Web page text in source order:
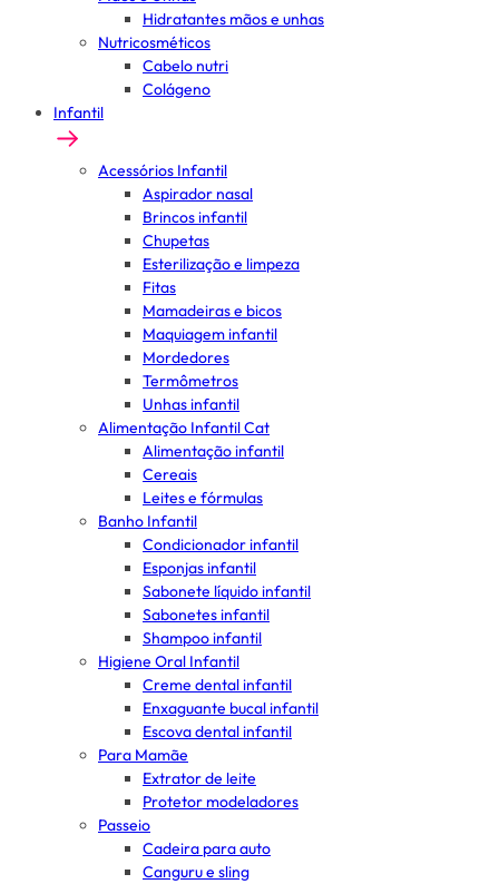
Hidratantes mãos e unhas
Nutricosméticos
Cabelo nutri
Colágeno
Infantil
Acessórios Infantil
Aspirador nasal
Brincos infantil
Chupetas
Esterilização e limpeza
Fitas
Mamadeiras e bicos
Maquiagem infantil
Mordedores
Termômetros
Unhas infantil
Alimentação Infantil Cat
Alimentação infantil
Cereais
Leites e fórmulas
Banho Infantil
Condicionador infantil
Esponjas infantil
Sabonete líquido infantil
Sabonetes infantil
Shampoo infantil
Higiene Oral Infantil
Creme dental infantil
Enxaguante bucal infantil
Escova dental infantil
Para Mamãe
Extrator de leite
Protetor modeladores
Passeio
Cadeira para auto
Canguru e sling